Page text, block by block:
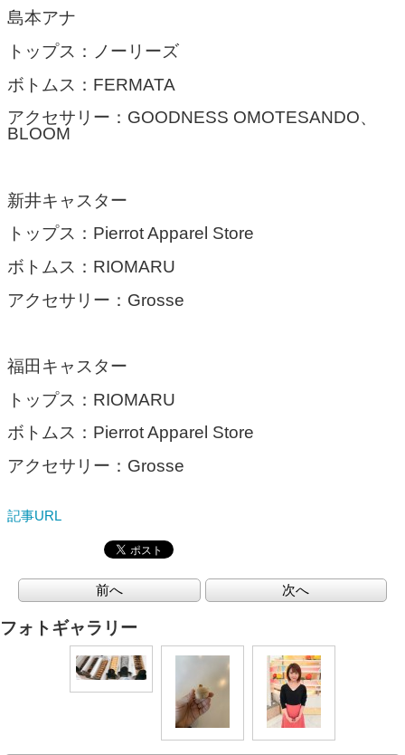
島本アナ
トップス：ノーリーズ
ボトムス：FERMATA
アクセサリー：GOODNESS OMOTESANDO、
BLOOM
新井キャスター
トップス：Pierrot Apparel Store
ボトムス：RIOMARU
アクセサリー：Grosse
福田キャスター
トップス：RIOMARU
ボトムス：Pierrot Apparel Store
アクセサリー：Grosse
記事URL
前へ 次へ
フォトギャラリー